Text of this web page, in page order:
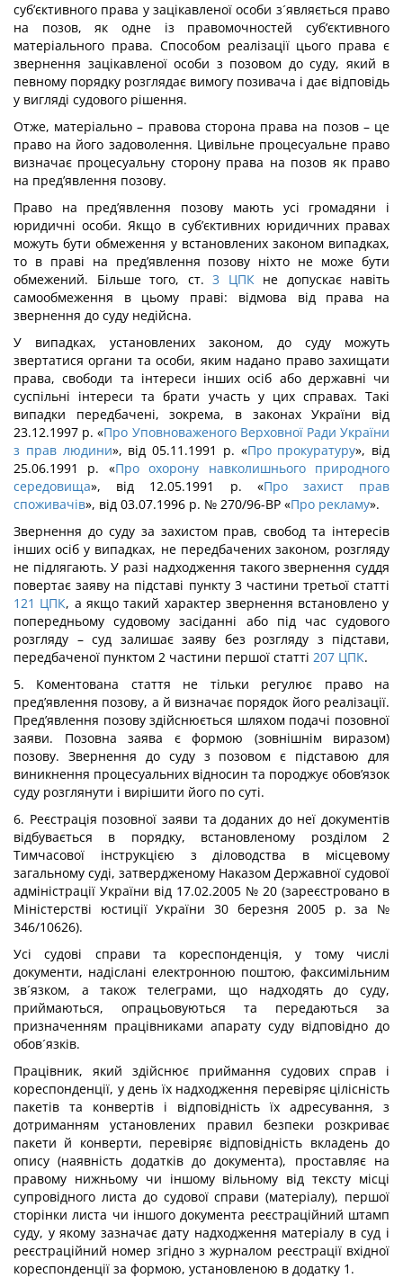
суб’єктивного права у зацікавленої особи з´являється право
на позов, як одне із правомочностей суб’єктивного
матеріального права. Способом реалізації цього права є
звернення зацікавленої особи з позовом до суду, який в
певному порядку розглядає вимогу позивача і дає відповідь
у вигляді судового рішення.
Отже, матеріально – правова сторона права на позов – це
право на його задоволення. Цивільне процесуальне право
визначає процесуальну сторону права на позов як право
на пред’явлення позову.
Право на пред’явлення позову мають усі громадяни і
юридичні особи. Якщо в суб’єктивних юридичних правах
можуть бути обмеження у встановлених законом випадках,
то в праві на пред’явлення позову ніхто не може бути
обмежений. Більше того, ст. 3 ЦПКне допускає навіть
самообмеження в цьому праві: відмова від права на
звернення до суду недійсна.
У випадках, установлених законом, до суду можуть
звертатися органи та особи, яким надано право захищати
права, свободи та інтереси інших осіб або державні чи
суспільні інтереси та брати участь у цих справах. Такі
випадки передбачені, зокрема, в законах України від
23.12.1997 р. «Про Уповноваженого Верховної Ради України
з прав людини», від 05.11.1991 р. «Про прокуратуру», від
25.06.1991 р. «Про охорону навколишнього природного
середовища», від 12.05.1991 р. «Про захист прав
споживачів», від 03.07.1996 р. № 270/96-ВР «Про рекламу».
Звернення до суду за захистом прав, свобод та інтересів
інших осіб у випадках, не передбачених законом, розгляду
не підлягають. У разі надходження такого звернення суддя
повертає заяву на підставі пункту 3 частини третьої статті
121 ЦПК, а якщо такий характер звернення встановлено у
попередньому судовому засіданні або під час судового
розгляду – суд залишає заяву без розгляду з підстави,
передбаченої пунктом 2 частини першої статті 207 ЦПК.
5. Коментована стаття не тільки регулює право на
пред’явлення позову, а й визначає порядок його реалізації.
Пред’явлення позову здійснюється шляхом подачі позовної
заяви. Позовна заява є формою (зовнішнім виразом)
позову. Звернення до суду з позовом є підставою для
виникнення процесуальних відносин та породжує обов’язок
суду розглянути і вирішити його по суті.
6. Реєстрація позовної заяви та доданих до неї документів
відбувається в порядку, встановленому розділом 2
Тимчасової інструкцією з діловодства в місцевому
загальному суді, затвердженому Наказом Державної судової
адміністрації України від 17.02.2005 № 20 (зареєстровано в
Міністерстві юстиції України 30 березня 2005 р. за №
346/10626).
Усі судові справи та кореспонденція, у тому числі
документи, надіслані електронною поштою, факсимільним
зв´язком, а також телеграми, що надходять до суду,
приймаються, опрацьовуються та передаються за
призначенням працівниками апарату суду відповідно до
обов´язків.
Працівник, який здійснює приймання судових справ і
кореспонденції, у день їх надходження перевіряє цілісність
пакетів та конвертів і відповідність їх адресування, з
дотриманням установлених правил безпеки розкриває
пакети й конверти, перевіряє відповідність вкладень до
опису (наявність додатків до документа), проставляє на
правому нижньому чи іншому вільному від тексту місці
супровідного листа до судової справи (матеріалу), першої
сторінки листа чи іншого документа реєстраційний штамп
суду, у якому зазначає дату надходження матеріалу в суд і
реєстраційний номер згідно з журналом реєстрації вхідної
кореспонденції за формою, установленою в додатку 1.